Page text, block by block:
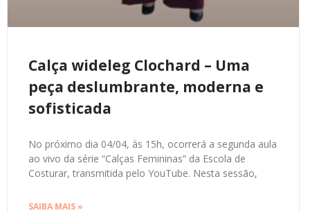
Calça wideleg Clochard – Uma
peça deslumbrante, moderna e
sofisticada
No próximo dia 04/04, às 15h, ocorrerá a segunda aula
ao vivo da série “Calças Femininas” da Escola de
Costurar, transmitida pelo YouTube. Nesta sessão,
SAIBA MAIS »